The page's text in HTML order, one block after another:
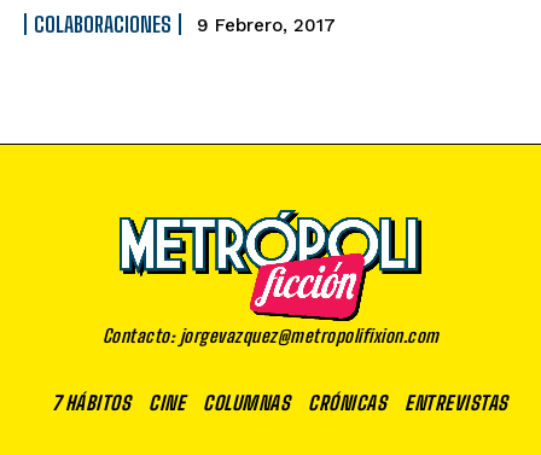
COLABORACIONES 9 Febrero, 2017
Contacto: jorgevazquez@metropolifixion.com
7 HÁBITOS CINE COLUMNAS CRÓNICAS ENTREVISTAS